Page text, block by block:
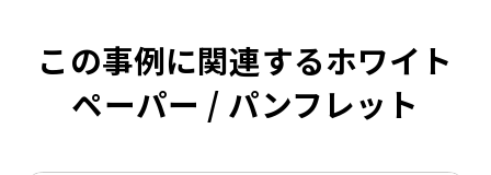
この事例に関連するホワイト
ペーパー / パンフレット